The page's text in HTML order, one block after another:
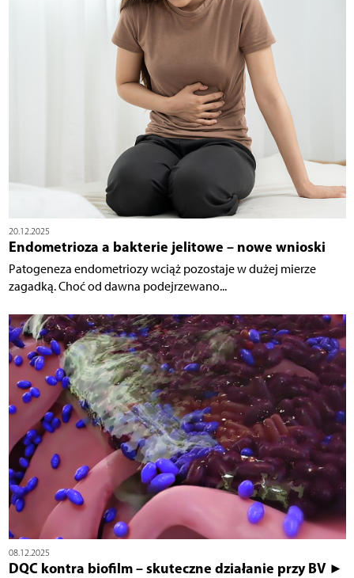
20.12.2025
Endometrioza a bakterie jelitowe – nowe wnioski
Patogeneza endometriozy wciąż pozostaje w dużej mierze
zagadką. Choć od dawna podejrzewano...
08.12.2025
DQC kontra biofilm – skuteczne działanie przy BV ►